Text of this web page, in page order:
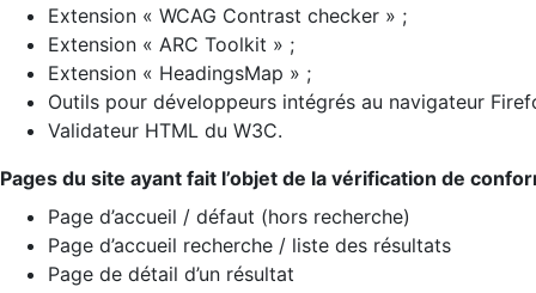
Extension « WCAG Contrast checker » ;
Extension « ARC Toolkit » ;
Extension « HeadingsMap » ;
Outils pour développeurs intégrés au navigateur
Validateur HTML du W3C.
Pages du site ayant fait l’objet de la vérification de
Page d’accueil / défaut (hors recherche)
Page d’accueil recherche / liste des résultats
Page de détail d’un résultat